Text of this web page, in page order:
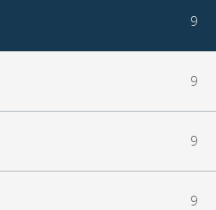
9
9
9
9